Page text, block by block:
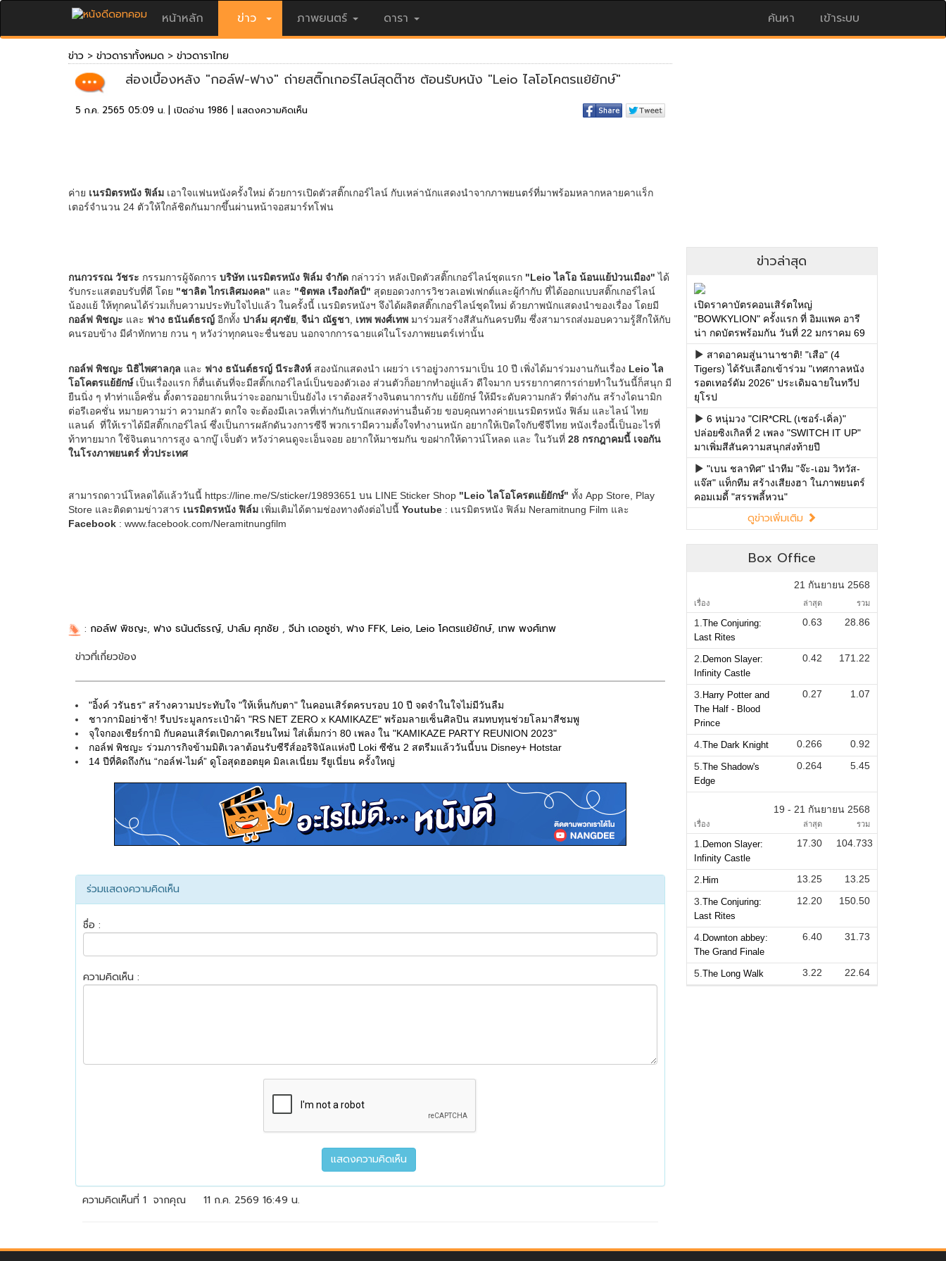
หน้าหลัก ข่าว ภาพยนตร์ ดารา ค้นหา เข้าระบบ
ข่าวล่าสุด
เปิดราคาบัตรคอนเสิร์ตใหญ่
"BOWKYLION" ครั้งแรก ที่ อิมแพค อารี
น่า กดบัตรพร้อมกัน วันที่ 22 มกราคม 69
สาดอาคมสู่นานาชาติ! "เสือ" (4
Tigers) ได้รับเลือกเข้าร่วม "เทศกาลหนัง
รอตเทอร์ดัม 2026" ประเดิมฉายในทวีป
ยุโรป
6 หนุ่มวง "CIR*CRL (เซอร์-เคิ่ล)"
ปล่อยซิงเกิลที่ 2 เพลง "SWITCH IT UP"
มาเพิ่มสีสันความสนุกส่งท้ายปี
"เบน ชลาทิศ" นำทีม "จ๊ะ-เอม วิทวัส-
แจ๊ส" แท็กทีม สร้างเสียงฮา ในภาพยนตร์
คอมเมดี้ "สรรพลี้หวน"
ดูข่าวเพิ่มเติม
Box Office
21 กันยายน 2568
เรื่อง ล่าสุด รวม
1. The Conjuring:
Last Rites
0.63 28.86
2. Demon Slayer:
Infinity Castle
0.42 171.22
3. Harry Potter and
The Half - Blood
Prince
0.27 1.07
4. The Dark Knight 0.266
0.92
5. The Shadow's
Edge
0.264 5.45
19 - 21 กันยายน 2568
เรื่อง ล่าสุด รวม
1. Demon Slayer:
Infinity Castle
17.30 104.733
2. Him 13.25
13.25
3. The Conjuring:
Last Rites
12.20 150.50
4. Downton abbey:
The Grand Finale
6.40 31.73
5. The Long Walk 3.22 22.64